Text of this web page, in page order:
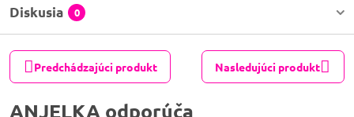
Diskusia 0
Predchádzajúci produkt Nasledujúci produkt
ANJELKA odporúča